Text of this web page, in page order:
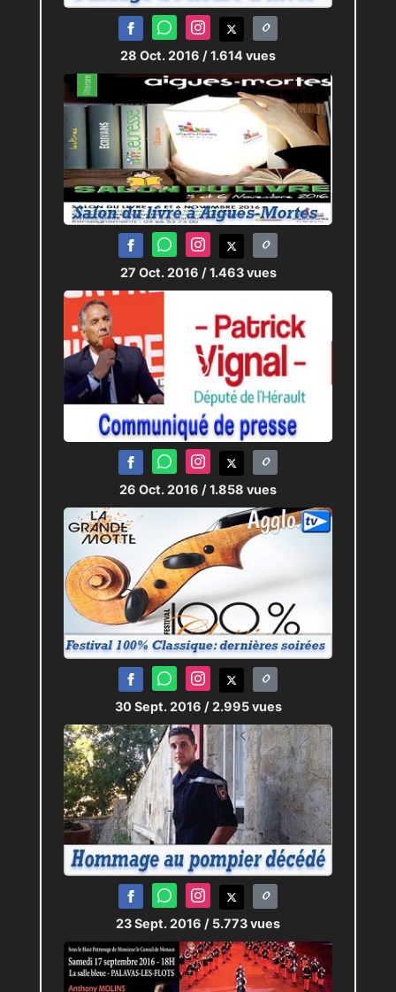
28 Oct. 2016 / 1.614 vues
27 Oct. 2016 / 1.463 vues
26 Oct. 2016 / 1.858 vues
30 Sept. 2016 / 2.995 vues
23 Sept. 2016 / 5.773 vues